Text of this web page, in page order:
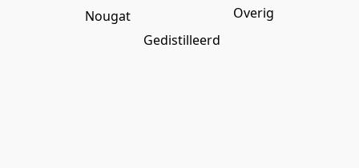
Nougat
Gedistilleerd
Overig